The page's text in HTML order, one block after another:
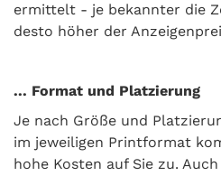
ermittelt - je bekannter die
desto höher der
... Format und Platzierung
Je nach Größe und
im jeweiligen Printformat
hohe Kosten auf Sie zu.